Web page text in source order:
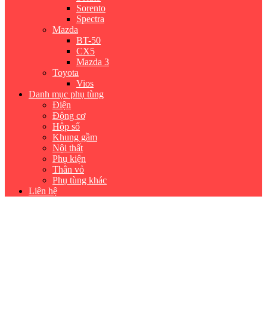
Sorento
Spectra
Mazda
BT-50
CX5
Mazda 3
Toyota
Vios
Danh mục phụ tùng
Điện
Động cơ
Hộp số
Khung gầm
Nội thất
Phụ kiện
Thân vỏ
Phụ tùng khác
Liên hệ